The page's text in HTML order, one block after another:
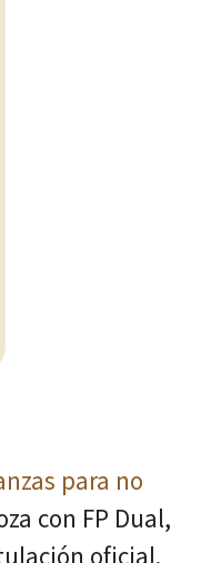
para no
con FP Dual,